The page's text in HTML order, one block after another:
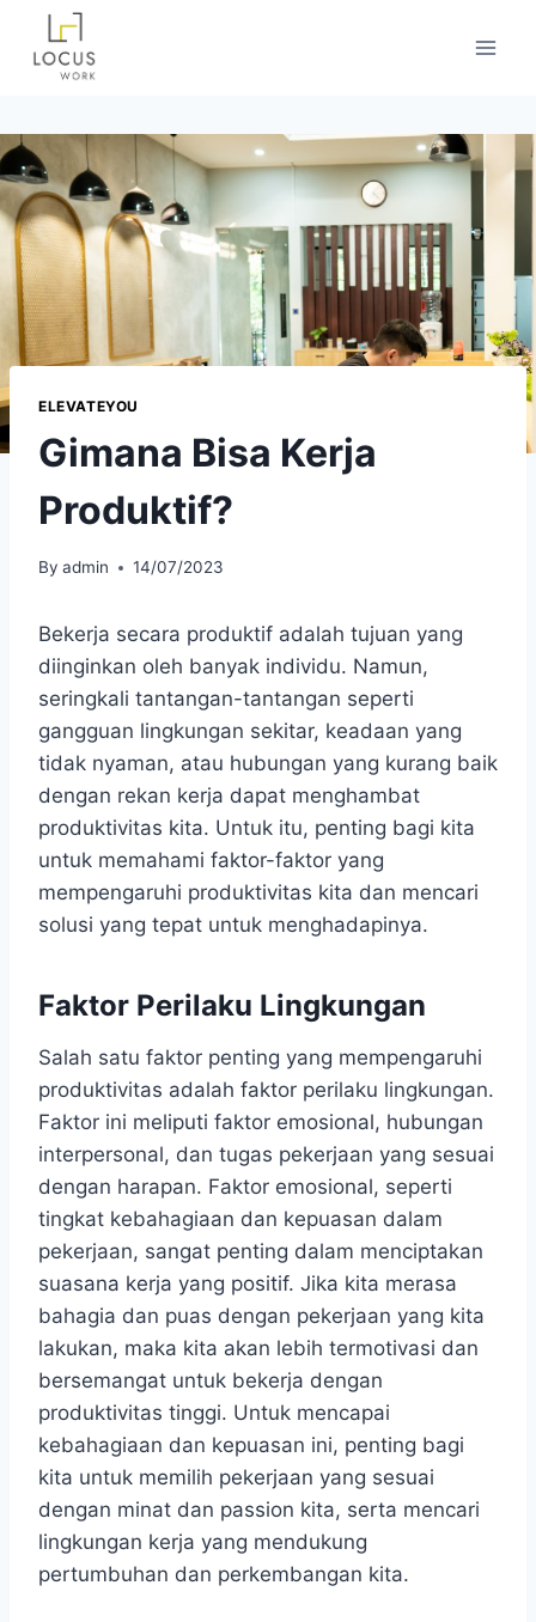
ELEVATEYOU
Gimana Bisa Kerja
Produktif?
By admin 14/07/2023
Bekerja secara produktif adalah tujuan yang
diinginkan oleh banyak individu. Namun,
seringkali tantangan-tantangan seperti
gangguan lingkungan sekitar, keadaan yang
tidak nyaman, atau hubungan yang kurang baik
dengan rekan kerja dapat menghambat
produktivitas kita. Untuk itu, penting bagi kita
untuk memahami faktor-faktor yang
mempengaruhi produktivitas kita dan mencari
solusi yang tepat untuk menghadapinya.
Faktor Perilaku Lingkungan
Salah satu faktor penting yang mempengaruhi
produktivitas adalah faktor perilaku lingkungan.
Faktor ini meliputi faktor emosional, hubungan
interpersonal, dan tugas pekerjaan yang sesuai
dengan harapan. Faktor emosional, seperti
tingkat kebahagiaan dan kepuasan dalam
pekerjaan, sangat penting dalam menciptakan
suasana kerja yang positif. Jika kita merasa
bahagia dan puas dengan pekerjaan yang kita
lakukan, maka kita akan lebih termotivasi dan
bersemangat untuk bekerja dengan
produktivitas tinggi. Untuk mencapai
kebahagiaan dan kepuasan ini, penting bagi
kita untuk memilih pekerjaan yang sesuai
dengan minat dan passion kita, serta mencari
lingkungan kerja yang mendukung
pertumbuhan dan perkembangan kita.